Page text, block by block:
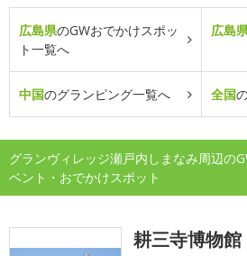
広島県のGWおでかけスポッ
ト一覧へ
広島
中国のグランピング一覧へ 全国
グランヴィレッジ瀬戸内しまなみ周辺の
ベント・おでかけスポット
耕三寺博物館